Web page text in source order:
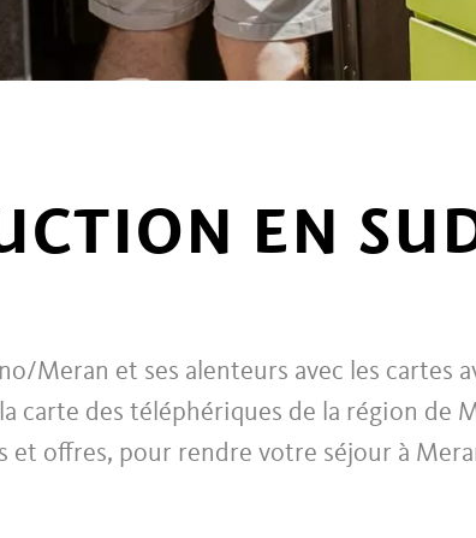
EN
Meran et ses alenteurs avec les cartes
carte des téléphériques de la région de
offres, pour rendre votre séjour à